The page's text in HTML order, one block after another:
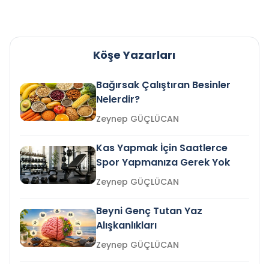
Köşe Yazarları
Bağırsak Çalıştıran Besinler
Nelerdir?
Zeynep GÜÇLÜCAN
Kas Yapmak İçin Saatlerce
Spor Yapmanıza Gerek Yok
Zeynep GÜÇLÜCAN
Beyni Genç Tutan Yaz
Alışkanlıkları
Zeynep GÜÇLÜCAN